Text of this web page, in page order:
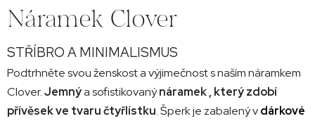
STŘÍBRO A MINIMALISMUS
Podtrhněte svou ženskost a výjimečnost s naším náramkem
Clover.Jemnýa sofistikovanýnáramek , který zdobí
přívěsek ve tvaru čtyřlístku. Šperk je zabalený vdárkové
Náramek Clover